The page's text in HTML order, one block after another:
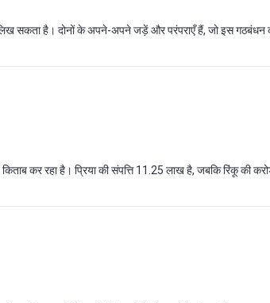
सकता है। दोनों के अपने-अपने जड़ें और परंपराएँ हैं, जो इस
कर रहा है। प्रिया की संपत्ति 11.25 लाख है, जबकि रिंकू की